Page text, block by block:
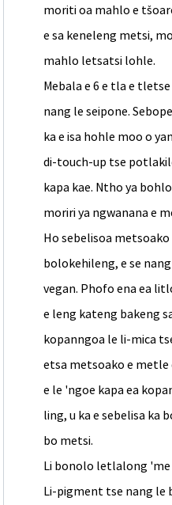
moriti oa mahlo e
e sa keneleng metsi,
mahlo letsatsi lohle.
Mebala e 6 e tla e
nang le seipone.
ka e isa hohle moo o
di-touch-up tse
kapa kae. Ntho ya
moriri ya ngwanana e
Ho sebelisoa
bolokehileng, e se
vegan. Phofo ena ea
e leng kateng bakeng
kopanngoa le li-mica
etsa metsoako e metle
e le 'ngoe kapa ea
ling, u ka e sebelisa ka
bo metsi.
Li bonolo letlalong
Li-pigment tse nang le